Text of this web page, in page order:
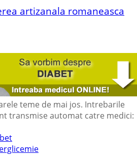
artizanala romaneasca
teme de mai jos. Intrebarile
transmise automat catre medici: